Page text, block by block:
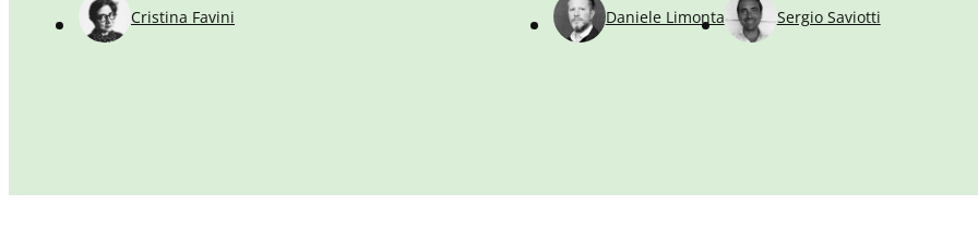
Cristina Favini Daniele Limonta Sergio Saviotti